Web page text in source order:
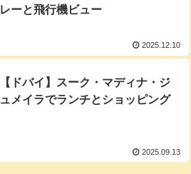
レーと飛行機ビュー
2025.12.10
【ドバイ】スーク・マディナ・ジ
ュメイラでランチとショッピング
2025.09.13